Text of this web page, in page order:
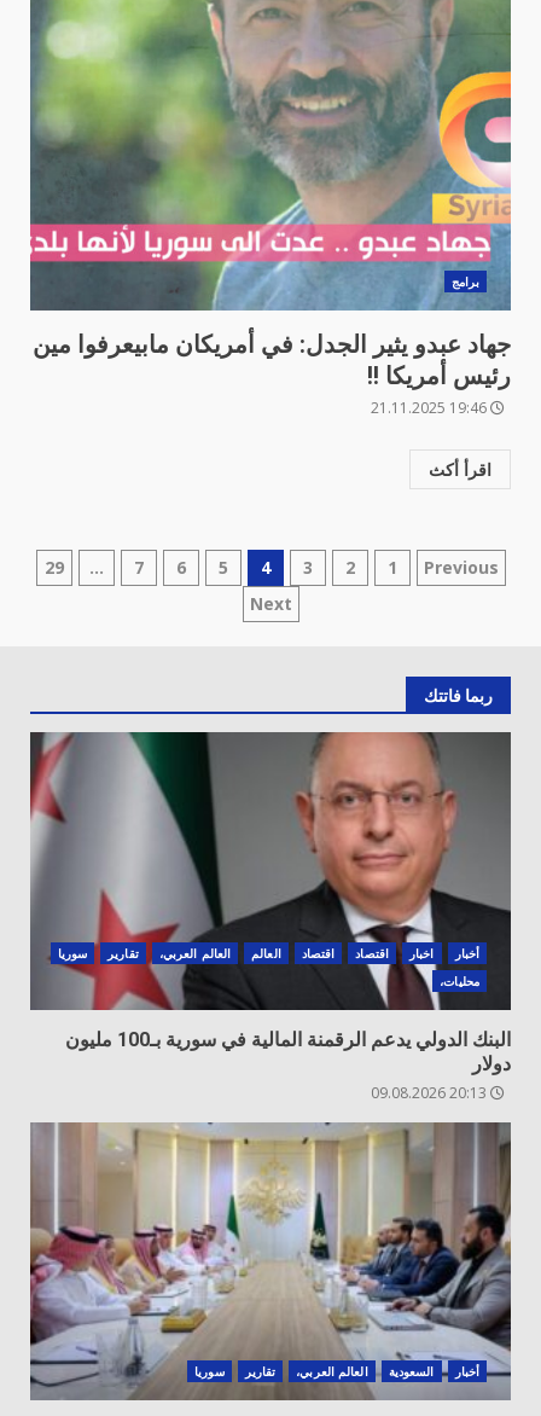
برامج
جهاد عبدو يثير الجدل: في أمريكان مابيعرفوا مين
رئيس أمريكا !!
اقرأ أكث
تعدد
المقالات
Previous
1
2
3
4
5
6
7
…
29
Next
ربما فاتتك
أخبار اخبار ‏اقتصاد اقتصاد العالم العالم العربي، تقارير
سوريا
محليات،
البنك الدولي يدعم الرقمنة المالية في سورية بـ100 مليون
دولار
أخبار السعودية العالم العربي، تقارير سوريا